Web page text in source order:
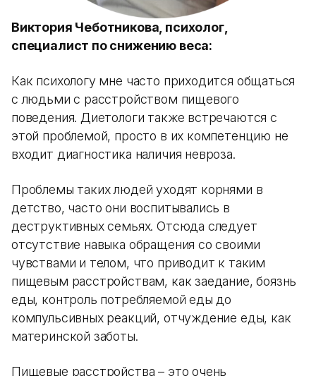
Виктория Чеботникова, психолог,
специалист по снижению веса:
Как психологу мне часто приходится общаться
с людьми с расстройством пищевого
поведения. Диетологи также встречаются с
этой проблемой, просто в их компетенцию не
входит диагностика наличия невроза.
Проблемы таких людей уходят корнями в
детство, часто они воспитывались в
деструктивных семьях. Отсюда следует
отсутствие навыка обращения со своими
чувствами и телом, что приводит к таким
пищевым расстройствам, как заедание, боязнь
еды, контроль потребляемой еды до
компульсивных реакций, отчуждение еды, как
материнской заботы.
Пищевые расстройства – это очень